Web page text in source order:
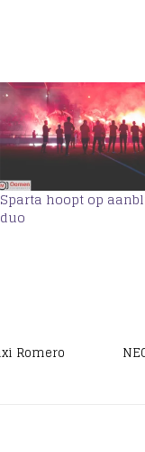
Sparta hoopt op
duo
Romero